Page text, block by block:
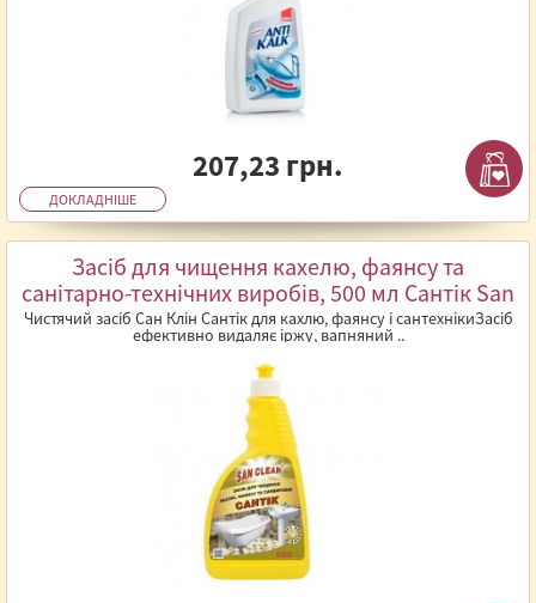
207,23 грн.
ДОКЛАДНІШЕ
Засіб для чищення кахелю, фаянсу та
санітарно-технічних виробів, 500 мл Сантік San
Clean (запаска)
Чистячий засіб Сан Клін Сантік для кахлю, фаянсу і сантехнікиЗасіб
ефективно видаляє іржу, вапняний ..